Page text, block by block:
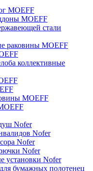
MOEFF
MOEFF
стали
раковины MOEFF
коллективные
MOEFF
Nofer
Nofer
Nofer
Nofer
установки Nofer
бумажных полотенец